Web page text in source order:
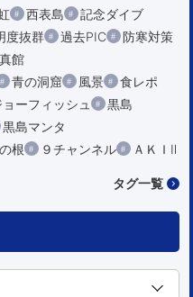
西表島
記念ダイブ
度抜群 過去PIC
防寒対策
館
青の洞窟 風景
食レポ
ーフィッシュ
黒島
黒島マンタ
根 ９チャンネル ＡＫＩⅡ
タグ一覧